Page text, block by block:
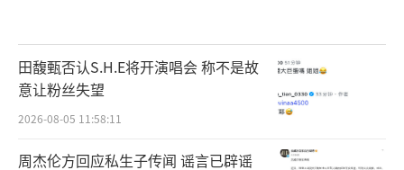
田馥甄否认S.H.E将开演唱会 称不是故
意让粉丝失望
2026-08-05 11:58:11
周杰伦方回应私生子传闻 谣言已辟谣